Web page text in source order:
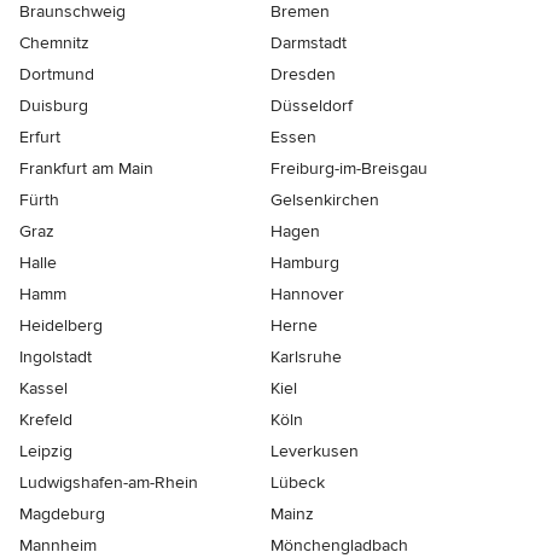
Braunschweig
Bremen
Chemnitz
Darmstadt
Dortmund
Dresden
Duisburg
Düsseldorf
Erfurt
Essen
Frankfurt am Main
Freiburg-im-Breisgau
Fürth
Gelsenkirchen
Graz
Hagen
Halle
Hamburg
Hamm
Hannover
Heidelberg
Herne
Ingolstadt
Karlsruhe
Kassel
Kiel
Krefeld
Köln
Leipzig
Leverkusen
Ludwigshafen-am-Rhein
Lübeck
Magdeburg
Mainz
Mannheim
Mönchen­gladbach